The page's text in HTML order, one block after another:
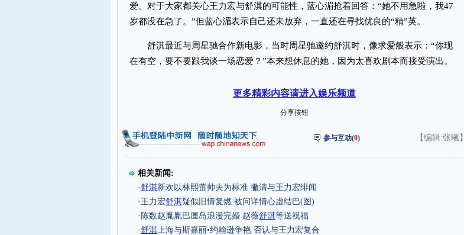
爱。对于大家都关心王力宏与舒淇的可能性，蓝心湄抢着回答：“她不用急啦，我47
岁都没在急了。”但蓝心湄表示自己还未放弃，一直还在寻找优良的“精”英。
舒淇最近与周星驰合作新电影，当时周星驰邀约舒淇时，像求爱般表示：“你现
在有空，要不要跟我谈一场恋爱？”本来想休息的她，因为太喜欢剧本而接受演出。
更多精彩内容请进入娱乐频道
分享按钮
参与互动(0) 【编辑:张曦】
相关新闻:
·舒淇新欢以林熙蕾帅夫为标准 撇清与王力宏绯闻
·王力宏舒淇疑似旧情复燃 被问详情心虚结巴(图)
· 陈数赵胤胤巴厘岛浪漫完婚 赵薇舒淇等送祝福
·舒淇上海与斯嘉丽•约翰逊争艳 否认与王力宏复合